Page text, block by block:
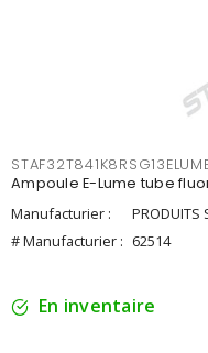
Ampoule E-Lume tube
Manufacturier :
PRODUITS
# Manufacturier : 62514
En inventaire